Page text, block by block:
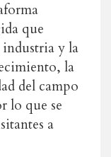
que
industria y la
la
del campo
lo que se
a